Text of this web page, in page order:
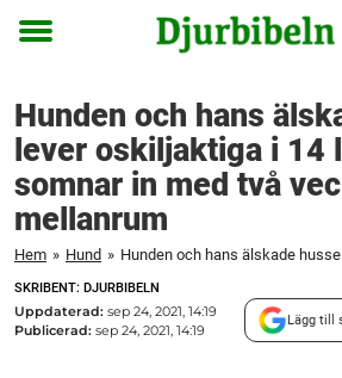
Toggle
Hunden och hans
lever oskiljaktiga i 14
somnar in med två
mellanrum
Hem » Hund »
SKRIBENT: DJURBIBELN
Uppdaterad: sep 24, 2021, 14:19
Publicerad: sep 24, 2021, 14:19
Lägg till